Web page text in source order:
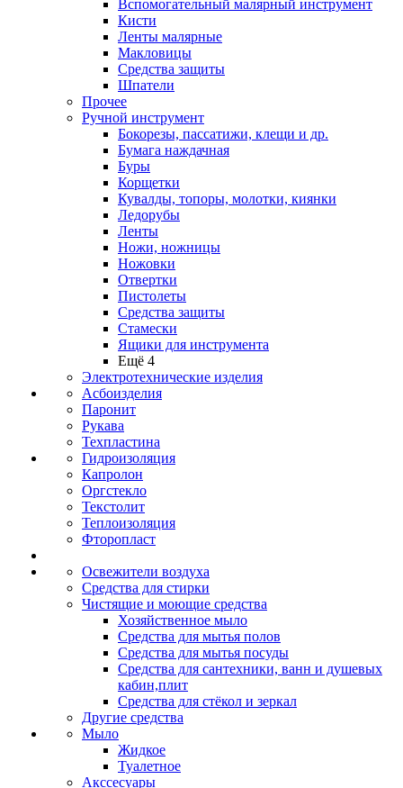
Вспомогательный малярный инструмент
Кисти
Ленты малярные
Макловицы
Средства защиты
Шпатели
Прочее
Ручной инструмент
Бокорезы, пассатижи, клещи и др.
Бумага наждачная
Буры
Корщетки
Кувалды, топоры, молотки, киянки
Ледорубы
Ленты
Ножи, ножницы
Ножовки
Отвертки
Пистолеты
Средства защиты
Стамески
Ящики для инструмента
Ещё 4
Электротехнические изделия
Асбоизделия
Паронит
Рукава
Техпластина
Гидроизоляция
Капролон
Оргстекло
Текстолит
Теплоизоляция
Фторопласт
Освежители воздуха
Средства для стирки
Чистящие и моющие средства
Хозяйственное мыло
Средства для мытья полов
Средства для мытья посуды
Средства для сантехники, ванн и душевых
кабин,плит
Средства для стёкол и зеркал
Другие средства
Мыло
Жидкое
Туалетное
Акссесуары